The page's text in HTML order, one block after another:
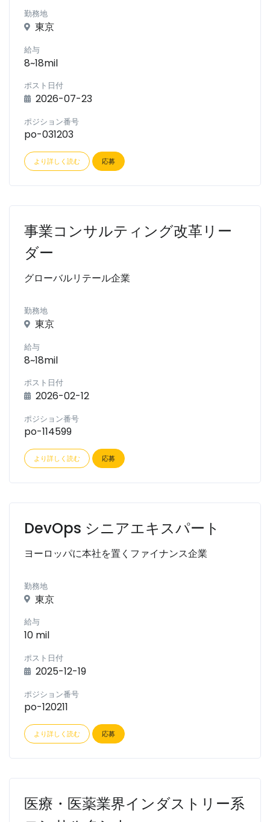
勤務地
東京
給与
8~18mil
ポスト日付
2026-07-23
ポジション番号
po-031203
より詳しく読む 応募
事業コンサルティング改革リー
ダー
グローバルリテール企業
勤務地
東京
給与
8~18mil
ポスト日付
2026-02-12
ポジション番号
po-114599
より詳しく読む 応募
DevOps シニアエキスパート
ヨーロッパに本社を置くファイナンス企業
勤務地
東京
給与
10 mil
ポスト日付
2025-12-19
ポジション番号
po-120211
より詳しく読む 応募
医療・医薬業界インダストリー系